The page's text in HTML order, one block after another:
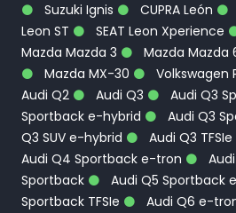
Suzuki Ignis
CUPRA León
Leon ST
SEAT Leon Xperience
Mazda Mazda 3
Mazda Mazda
Mazda MX-30
Volkswagen
Audi Q2
Audi Q3 Audi Q3
Sportback e-hybrid
Audi Q3
Q3 SUV e-hybrid
Audi Q3 TFSIe
Audi Q4 Sportback e-tron
Sportback
Audi Q5 Sportback
Sportback TFSIe
Audi Q6 e-